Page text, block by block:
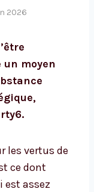
2026
un moyen
les vertus de
ce dont
est assez